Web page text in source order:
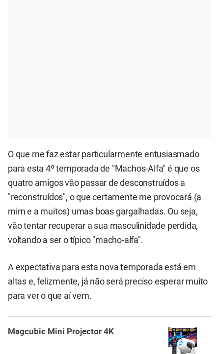
O que me faz estar particularmente entusiasmado
para esta 4º temporada de "Machos-Alfa" é que os
quatro amigos vão passar de desconstruídos a
"reconstruídos", o que certamente me provocará (a
mim e a muitos) umas boas gargalhadas. Ou seja,
vão tentar recuperar a sua masculinidade perdida,
voltando a ser o típico "macho-alfa".
A expectativa para esta nova temporada está em
altas e, felizmente, já não será preciso esperar muito
para ver o que aí vem.
Magcubic Mini Projector 4K